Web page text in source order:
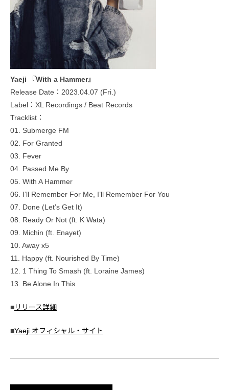
Yaeji 『With a Hammer』
Release Date：2023.04.07 (Fri.)
Label：XL Recordings / Beat Records
Tracklist：
01. Submerge FM
02. For Granted
03. Fever
04. Passed Me By
05. With A Hammer
06. I’ll Remember For Me, I’ll Remember For You
07. Done (Let’s Get It)
08. Ready Or Not (ft. K Wata)
09. Michin (ft. Enayet)
10. Away x5
11. Happy (ft. Nourished By Time)
12. 1 Thing To Smash (ft. Loraine James)
13. Be Alone In This
■リリース詳細
■Yaeji オフィシャル・サイト